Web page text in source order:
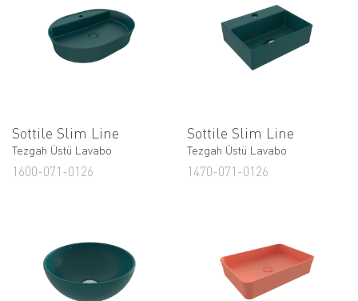
Sottile Slim Line
Tezgah Üstü Lavabo
1600-071-0126
Sottile Slim Line
Tezgah Üstü Lavabo
1470-071-0126